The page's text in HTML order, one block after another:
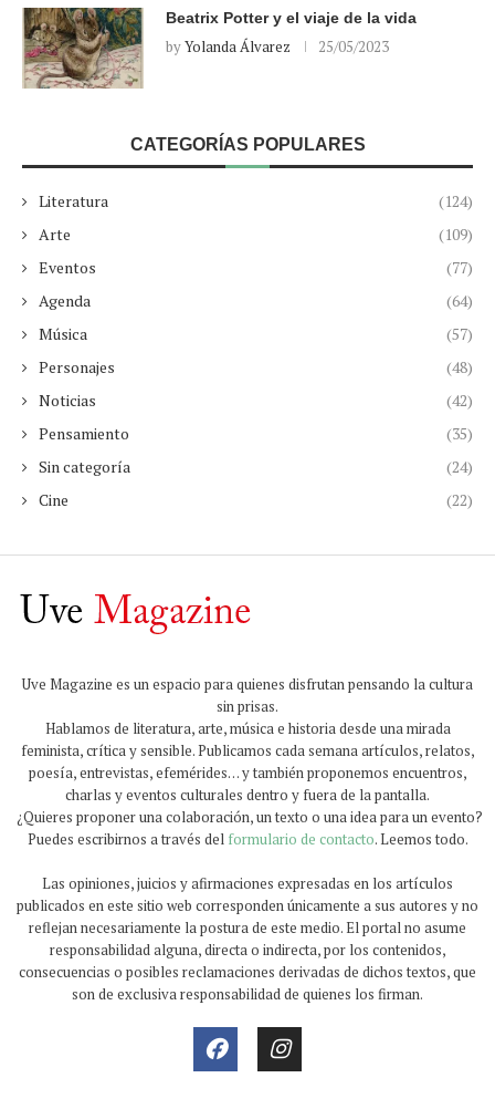
Beatrix Potter y el viaje de la vida
byYolanda Álvarez 25/05/2023
CATEGORÍAS POPULARES
Literatura
(124)
Arte
(109)
Eventos
(77)
Agenda
(64)
Música
(57)
Personajes
(48)
Noticias
(42)
Pensamiento
(35)
Sin categoría
(24)
Cine
(22)
Uve Magazine es un espacio para quienes disfrutan pensando la cultura
sin prisas.
Hablamos de literatura, arte, música e historia desde una mirada
feminista, crítica y sensible. Publicamos cada semana artículos, relatos,
poesía, entrevistas, efemérides… y también proponemos encuentros,
charlas y eventos culturales dentro y fuera de la pantalla.
¿Quieres proponer una colaboración, un texto o una idea para un evento?
Puedes escribirnos a través del formulario de contacto. Leemos todo.
Las opiniones, juicios y afirmaciones expresadas en los artículos
publicados en este sitio web corresponden únicamente a sus autores y no
reflejan necesariamente la postura de este medio. El portal no asume
responsabilidad alguna, directa o indirecta, por los contenidos,
consecuencias o posibles reclamaciones derivadas de dichos textos, que
son de exclusiva responsabilidad de quienes los firman.